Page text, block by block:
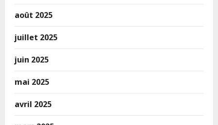
août 2025
juillet 2025
juin 2025
mai 2025
avril 2025